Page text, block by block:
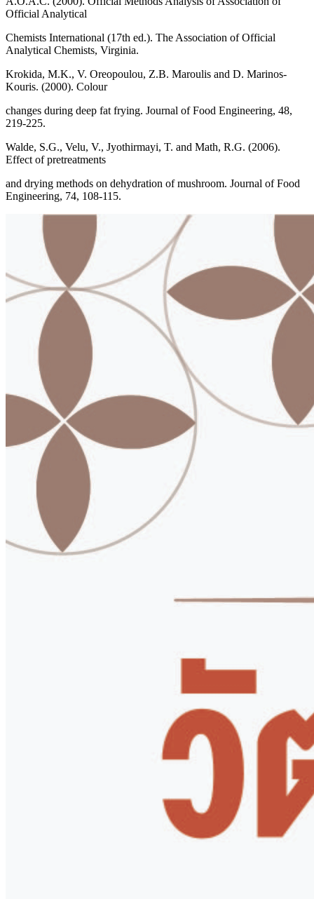
Official Analytical
Chemists International (17th ed.). The Association of Official
Analytical Chemists, Virginia.
Krokida, M.K., V. Oreopoulou, Z.B. Maroulis and D. Marinos-
Kouris. (2000). Colour
changes during deep fat frying. Journal of Food Engineering, 48,
219-225.
Walde, S.G., Velu, V., Jyothirmayi, T. and Math, R.G. (2006).
Effect of pretreatments
and drying methods on dehydration of mushroom. Journal of Food
Engineering, 74, 108-115.